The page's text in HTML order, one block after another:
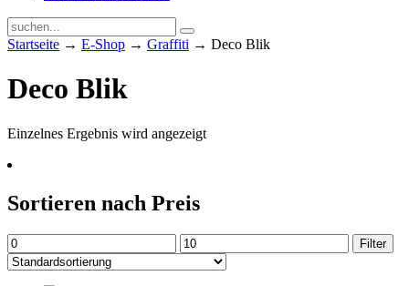
Startseite → E-Shop → Graffiti → Deco Blik
Deco Blik
Einzelnes Ergebnis wird angezeigt
Sortieren nach Preis
Min.
Preis
Max.
Preis
Filter